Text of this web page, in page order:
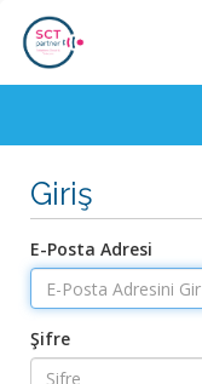
Giriş
E-Posta Adresi
Şifre